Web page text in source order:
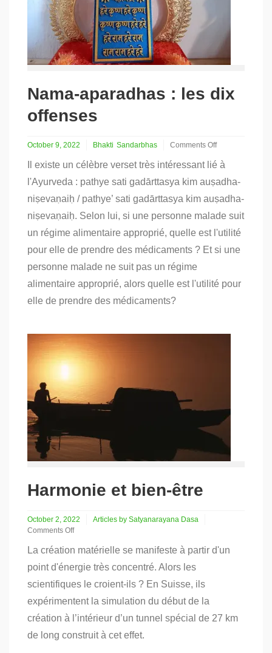
Nama-aparadhas : les dix
offenses
October 9, 2022 Bhakti Sandarbhas
Comments Off
Nama-
aparadhas
:
les
offenses
Il existe un célèbre verset très intéressant lié à
l'Ayurveda : pathye sati gadārttasya kim auṣadha-
niṣevaṇaiḥ / pathye’ sati gadārttasya kim auṣadha-
niṣevaṇaiḥ. Selon lui, si une personne malade suit
un régime alimentaire approprié, quelle est l'utilité
pour elle de prendre des médicaments ? Et si une
personne malade ne suit pas un régime
alimentaire approprié, alors quelle est l'utilité pour
elle de prendre des médicaments?
Harmonie et bien-être
October 2, 2022
Articles by Satyanarayana Dasa
Comments Off
Harmonie
bien-
être
La création matérielle se manifeste à partir d'un
point d'énergie très concentré. Alors les
scientifiques le croient-ils ? En Suisse, ils
expérimentent la simulation du début de la
création à l’intérieur d’un tunnel spécial de 27 km
de long construit à cet effet.